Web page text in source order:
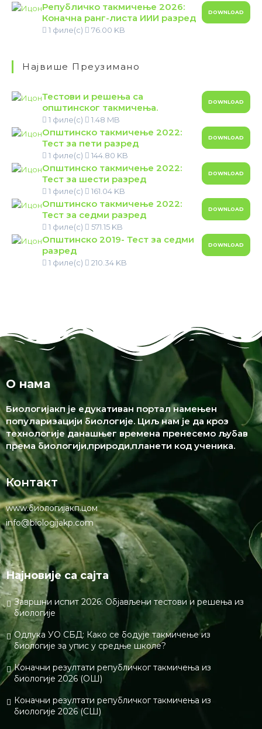
Републичко такмичење 2026:
Коначна ранг-листа ИИИ разред
1 филе(с) 76.00 KB
DOWNLOAD
Највише Преузимано
Тестови и решења са
општинског такмичења.
1 филе(с) 1.48 MB
DOWNLOAD
Општинско такмичење 2022:
Тест за пети разред
1 филе(с) 144.80 KB
DOWNLOAD
Општинско такмичење 2022:
Тест за шести разред
1 филе(с) 161.04 KB
DOWNLOAD
Општинско такмичење 2022:
Тест за седми разред
1 филе(с) 571.15 KB
DOWNLOAD
Општинско 2019- Тест за седми
разред
1 филе(с) 210.34 KB
DOWNLOAD
О нама
Биологијакп је едукативан портал намењен
популаризацији биологије. Циљ нам је да кроз
технологије данашњег времена пренесемо љубав
према биологији,природи,планети код ученика.
Контакт
www.биологијакп.цом
info@biologijakp.com
Најновије са сајта
Завршни испит 2026: Објављени тестови и решења из
биологије
Одлука УО СБД: Како се бодује такмичење из
биологије за упис у средње школе?
Коначни резултати републичког такмичења из
биологије 2026 (ОШ)
Коначни резултати републичког такмичења из
биологије 2026 (СШ)